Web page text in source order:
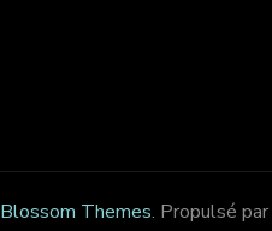
Blossom Themes. Propulsé par